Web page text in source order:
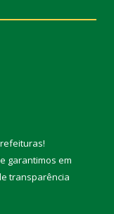
!
garantimos em
transparência